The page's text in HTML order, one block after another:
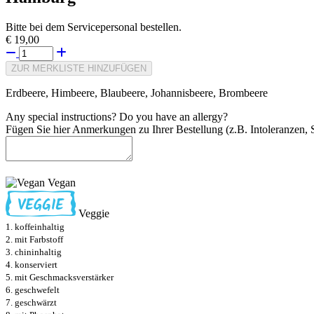
Bitte bei dem Servicepersonal bestellen.
€ 19,00
ZUR MERKLISTE HINZUFÜGEN
Erdbeere, Himbeere, Blaubeere, Johannisbeere, Brombeere
Any special instructions? Do you have an allergy?
Fügen Sie hier Anmerkungen zu Ihrer Bestellung (z.B. Intoleranzen,
Vegan
Veggie
1. koffeinhaltig
2. mit Farbstoff
3. chininhaltig
4. konserviert
5. mit Geschmacksverstärker
6. geschwefelt
7. geschwärzt